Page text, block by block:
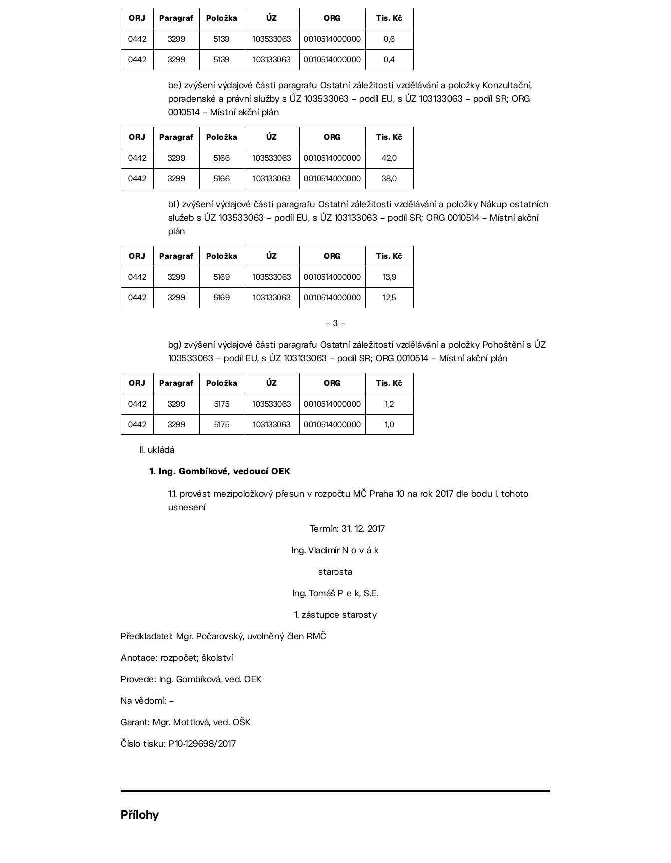
ORJ Paragraf Položka ÚZ ORG Tis. Kč
0442 3299 5139 103533063 0010514000000 0,6
0442 3299 5139 103133063 0010514000000 0,4
be) zvýšení výdajové části paragrafu Ostatní záležitosti vzdělávání a položky Konzultační,
poradenské a právní služby s ÚZ 103533063 – podíl EU, s ÚZ 103133063 – podíl SR; ORG
0010514 – Místní akční plán
ORJ Paragraf Položka ÚZ ORG Tis. Kč
0442 3299 5166 103533063 0010514000000 42,0
0442 3299 5166 103133063 0010514000000 38,0
bf) zvýšení výdajové části paragrafu Ostatní záležitosti vzdělávání a položky Nákup ostatních
služeb s ÚZ 103533063 – podíl EU, s ÚZ 103133063 – podíl SR; ORG 0010514 – Místní akční
plán
ORJ Paragraf Položka ÚZ ORG Tis. Kč
0442 3299 5169 103533063 0010514000000 13,9
0442 3299 5169 103133063 0010514000000 12,5
– 3 –
bg) zvýšení výdajové části paragrafu Ostatní záležitosti vzdělávání a položky Pohoštění s ÚZ
103533063 – podíl EU, s ÚZ 103133063 – podíl SR; ORG 0010514 – Místní akční plán
ORJ Paragraf Položka ÚZ ORG Tis. Kč
0442 3299 5175 103533063 0010514000000 1,2
0442 3299 5175 103133063 0010514000000 1,0
II. ukládá
1. Ing. Gombíkové, vedoucí OEK
1.1. provést mezipoložkový přesun v rozpočtu MČ Praha 10 na rok 2017 dle bodu I. tohoto
usnesení
Termín: 31. 12. 2017
Ing. Vladimír N o v á k
starosta
Ing. Tomáš P e k, S.E.
1. zástupce starosty
Předkladatel: Mgr. Počarovský, uvolněný člen RMČ
Anotace: rozpočet; školství
Provede: Ing. Gombíková, ved. OEK
Na vědomí: –
Garant: Mgr. Mottlová, ved. OŠK
Číslo tisku: P10-129698/2017
Přílohy